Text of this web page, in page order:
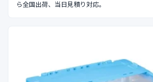
ら全国出荷、当日見積り対応。